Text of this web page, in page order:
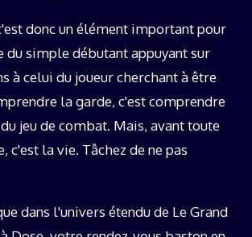
donc un élément important pour
du simple débutant appuyant sur
à celui du joueur cherchant à être
la garde, c'est comprendre
jeu de combat. Mais, avant toute
c'est la vie. Tâchez de ne pas
dans l'univers étendu de Le Grand